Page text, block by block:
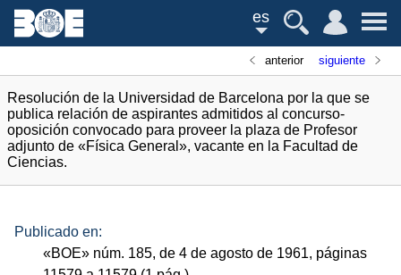
es
anterior siguiente
Resolución de la Universidad de Barcelona por la que se
publica relación de aspirantes admitidos al concurso-
oposición convocado para proveer la plaza de Profesor
adjunto de «Física General», vacante en la Facultad de
Ciencias.
Publicado en:
«BOE» núm. 185, de 4 de agosto de 1961, páginas